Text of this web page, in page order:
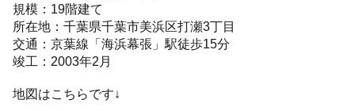
規模：19階建て
所在地：千葉県千葉市美浜区打瀬3丁目
交通：京葉線「海浜幕張」駅徒歩15分
竣工：2003年2月
地図はこちらです↓